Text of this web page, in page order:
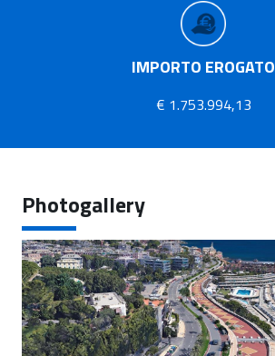
IMPORTO EROGATO
€ 1.753.994,13
Photogallery